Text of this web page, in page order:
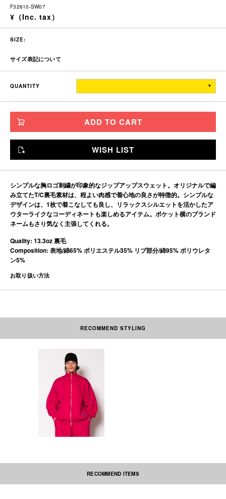
F32610-SW07
SIZE:
サイズ表記について
着丈 身幅 肩幅
袖丈
69 64 55
56
SKINNY
72 67 58
58.5
FAT
75 70
JUMBO
78 73 64 63.5
QUANTITY
ADD TO CART
WISH LIST
シンプルな胸ロゴ刺繍が印象的なジップアップスウェット。オリジナルで編
み立てたT/C裏毛素材は、程よい肉感で着心地の良さが特徴的。シンプルな
デザインは、1枚で着こなしても良し、リラックスシルエットを活かしたア
ウターライクなコーディネートも楽しめるアイテム。ポケット横のブランド
ネームもさり気なく主張してくれる。
Quality: 13.3oz 裏毛
Composition: 表地/綿65% ポリエステル35% リブ部分/綿95% ポリウレタ
ン5%
お取り扱い方法
素材の性質上、多少収縮する可能性があります。洗濯後、形を整えて干して
下さい。なお自動乾燥機(タンブラー)の御使用はおさけ下さい。刺繍部分・
ネーム部分にはアイロンを当てないで下さい。
本製品は中国製です。
RECOMMEND STYLING
RECOMMEND ITEMS